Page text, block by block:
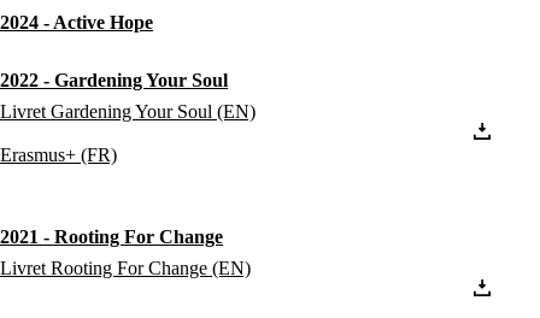
2024 - Active Hope
2022 - Gardening Your Soul
Livret Gardening Your Soul (EN)
Erasmus+ (FR)
2021 - Rooting For Change
Livret Rooting For Change (EN)